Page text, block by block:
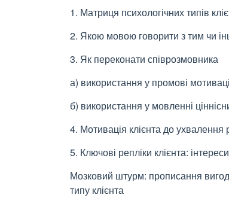
1. Матриця психологічних типів
2. Якою мовою говорити з тим чи
3. Як переконати співрозмовника
а) використання у промові
б) використання у мовленні
4. Мотивація клієнта до ухвалення
5. Ключові репліки клієнта:
Мозковий штурм: прописання вигод
типу клієнта